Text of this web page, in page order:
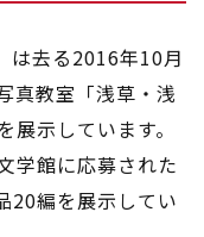
は去る2016年10月
真教室「浅草・浅
示しています。
学館に応募された
20編を展示してい